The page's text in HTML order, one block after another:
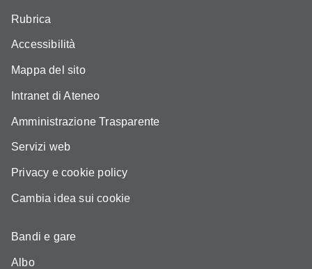
Rubrica
Accessibilità
Mappa del sito
Intranet di Ateneo
Amministrazione Trasparente
Servizi web
Privacy e cookie policy
Cambia idea sui cookie
Bandi e gare
Albo